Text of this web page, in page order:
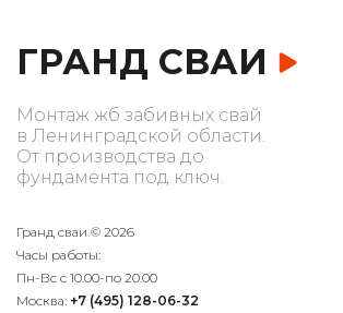
ГРАНД СВАИ
Монтаж жб забивных свай
в Ленинградской области.
От производства до
фундамента под ключ.
Гранд сваи © 2026
Часы работы:
Пн-Вс с 10.00-по 20.00
Москва: +7 (495) 128-06-32